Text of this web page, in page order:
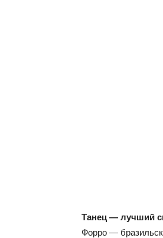
Танец — лучший
Форро —